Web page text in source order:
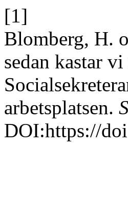
[1]
Blomberg, H.
sedan kastar
arbetsplatsen.
DOI:https://